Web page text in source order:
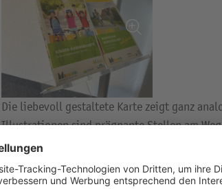
Die liebevoll gestaltete Karte zeigt ganz
Illustrationen sind prägnante Stellen am
Orientierung vereinfacht wird. Die 30
Knotenpunktsystem angepasst und verläuft
Wirtschaftswegen.